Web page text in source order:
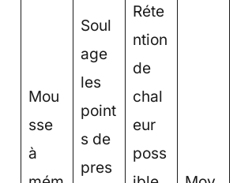
Mou
sse
à
Soul
age
les
point
s de
pres
Réte
ntion
de
chal
eur
poss